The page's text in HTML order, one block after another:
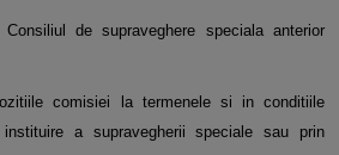
de supraveghere speciala anterior
comisiei la termenele si in conditiile
a supravegherii speciale sau prin